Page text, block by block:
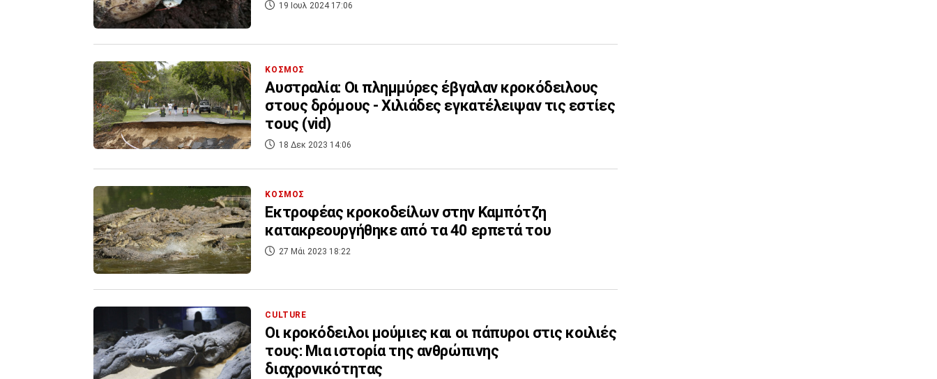
19 Ιουλ 2024 17:06
ΚΟΣΜΟΣ
Αυστραλία: Οι πλημμύρες έβγαλαν κροκόδειλους
στους δρόμους - Χιλιάδες εγκατέλειψαν τις εστίες
τους (vid)
18 Δεκ 2023 14:06
ΚΟΣΜΟΣ
Εκτροφέας κροκοδείλων στην Καμπότζη
κατακρεουργήθηκε από τα 40 ερπετά του
27 Μάι 2023 18:22
CULTURE
Οι κροκόδειλοι μούμιες και οι πάπυροι στις κοιλιές
τους: Μια ιστορία της ανθρώπινης
διαχρονικότητας